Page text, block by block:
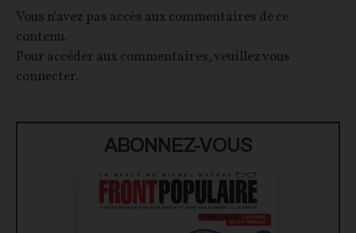
Vous n'avez pas accès aux commentaires de ce
contenu.
Pour accéder aux commentaires, veuillez vous
connecter.
ABONNEZ-VOUS